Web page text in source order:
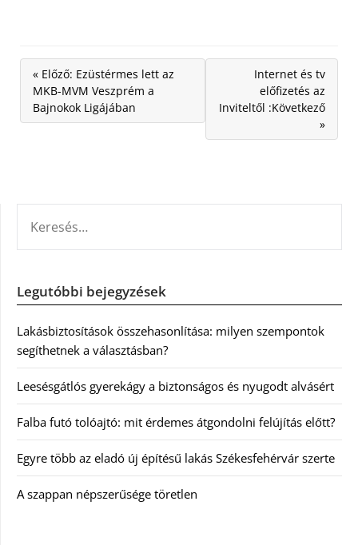
« Előző: Ezüstérmes lett az
MKB-MVM Veszprém a
Bajnokok Ligájában
Internet és tv
előfizetés az
Inviteltől :Következő
»
Legutóbbi bejegyzések
Lakásbiztosítások összehasonlítása: milyen szempontok
segíthetnek a választásban?
Leesésgátlós gyerekágy a biztonságos és nyugodt alvásért
Falba futó tolóajtó: mit érdemes átgondolni felújítás előtt?
Egyre több az eladó új építésű lakás Székesfehérvár szerte
A szappan népszerűsége töretlen